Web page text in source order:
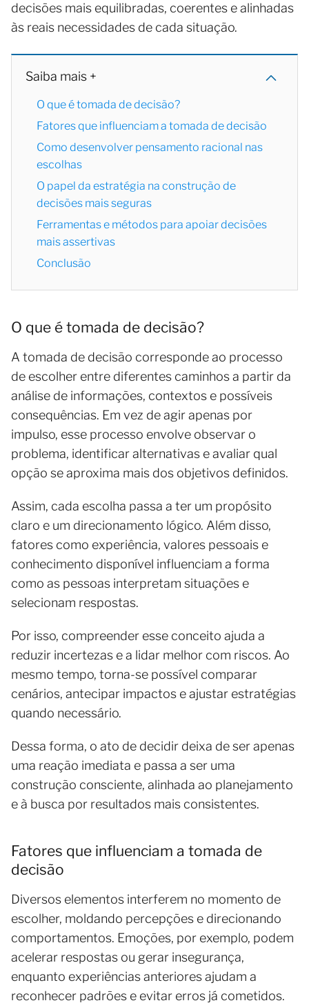
decisões mais equilibradas, coerentes e alinhadas
às reais necessidades de cada situação.
Saiba mais +
O que é tomada de decisão?
Fatores que influenciam a tomada de decisão
Como desenvolver pensamento racional nas
escolhas
O papel da estratégia na construção de
decisões mais seguras
Ferramentas e métodos para apoiar decisões
mais assertivas
Conclusão
O que é tomada de decisão?
A tomada de decisão corresponde ao processo
de escolher entre diferentes caminhos a partir da
análise de informações, contextos e possíveis
consequências. Em vez de agir apenas por
impulso, esse processo envolve observar o
problema, identificar alternativas e avaliar qual
opção se aproxima mais dos objetivos definidos.
Assim, cada escolha passa a ter um propósito
claro e um direcionamento lógico. Além disso,
fatores como experiência, valores pessoais e
conhecimento disponível influenciam a forma
como as pessoas interpretam situações e
selecionam respostas.
Por isso, compreender esse conceito ajuda a
reduzir incertezas e a lidar melhor com riscos. Ao
mesmo tempo, torna-se possível comparar
cenários, antecipar impactos e ajustar estratégias
quando necessário.
Dessa forma, o ato de decidir deixa de ser apenas
uma reação imediata e passa a ser uma
construção consciente, alinhada ao planejamento
e à busca por resultados mais consistentes.
Fatores que influenciam a tomada de
decisão
Diversos elementos interferem no momento de
escolher, moldando percepções e direcionando
comportamentos. Emoções, por exemplo, podem
acelerar respostas ou gerar insegurança,
enquanto experiências anteriores ajudam a
reconhecer padrões e evitar erros já cometidos.